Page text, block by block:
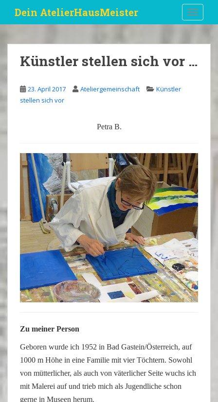
i
Dein AtelierHausMeister
Künstler stellen sich vor …
23. April 2017 Ateliergemeinschaft
Künstler
stellen sich vor
Petra B.
Zu meiner Person
Geboren wurde ich 1952 in Bad Gastein/Österreich, auf
1000 m Höhe in eine Familie mit vier Töchtern. Sowohl
von mütterlicher, als auch von väterlicher Seite wuchs ich
mit Malerei auf und trieb mich als Jugendliche schon
gerne in Museen herum.